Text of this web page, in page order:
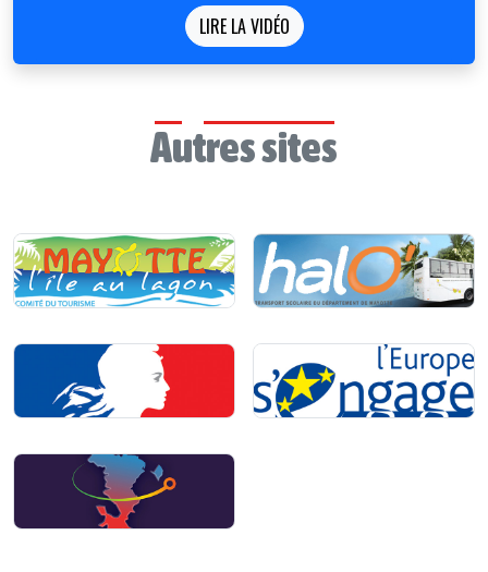
LIRE LA VIDÉO
Autres sites